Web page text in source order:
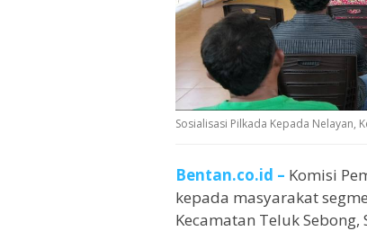
Sosialisasi Pilkada Kepada Nelayan,
Bentan.co.id – Komisi
kepada masyarakat
Kecamatan Teluk